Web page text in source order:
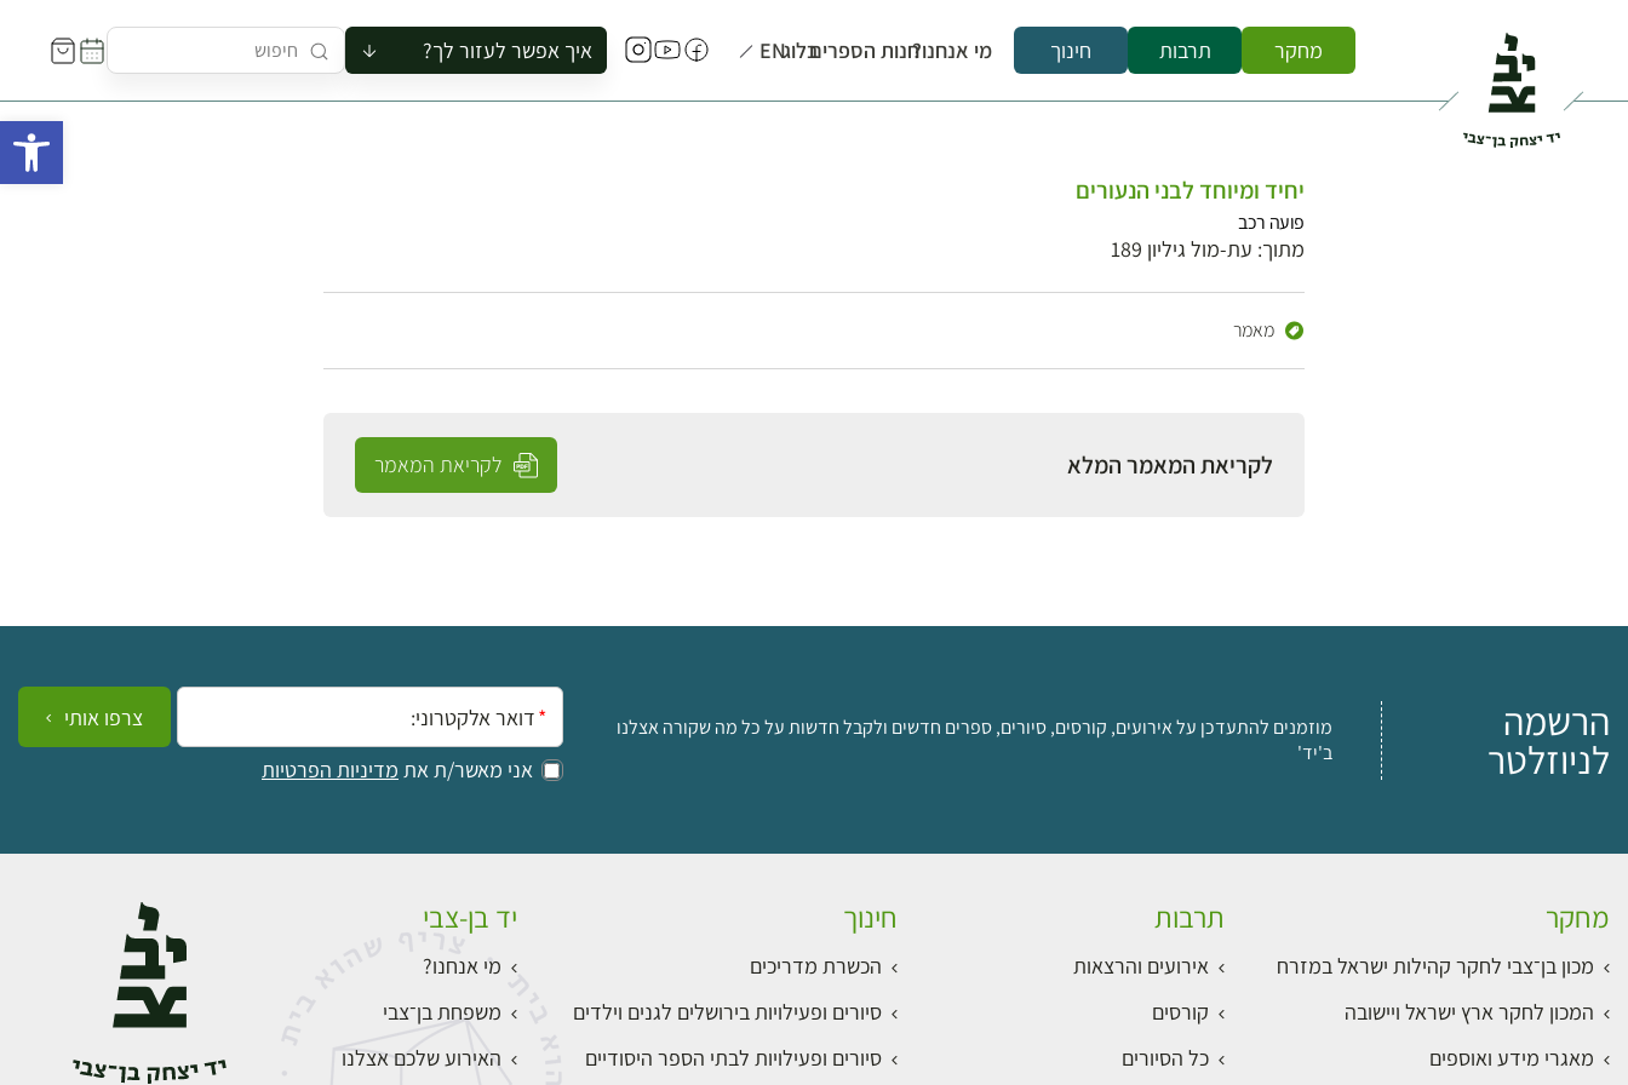
מחקר תרבות חינוך מי אנחנו?חנות הספריםבלוגEN איך אפשר לעזור לך?
להזמין סיור לקבוצה
יחיד ומיוחד לבני הנעורים
פועה רכב
מתוך: עת-מול גיליון 189
מאמר
לקריאת המאמר המלא לקריאת המאמר
הרשמה
לניוזלטר
מוזמנים להתעדכן על אירועים, קורסים, סיורים, ספרים חדשים ולקבל חדשות על כל מה שקורה אצלנו
ב'יד'
אימייל:
אני מאשר/ת את מדיניות הפרטיות
צרפו אותי
מחקר
מכון בן־צבי לחקר קהילות ישראל במזרח
המכון לחקר ארץ ישראל ויישובה
מאגרי מידע ואוספים
תרבות
אירועים והרצאות
קורסים
כל הסיורים
חינוך
הכשרת מדריכים
סיורים ופעילויות בירושלים לגנים וילדים
סיורים ופעילויות לבתי הספר היסודיים
יד בן-צבי
מי אנחנו?
משפחת בן־צבי
האירוע שלכם אצלנו